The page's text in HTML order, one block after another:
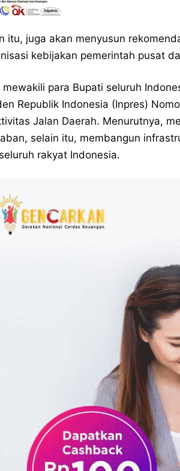
itu, juga akan menyusun
kebijakan pemerintah pusat
mewakili para Bupati seluruh
Republik Indonesia (Inpres)
Jalan Daerah. Menurutnya,
selain itu, membangun
rakyat Indonesia.